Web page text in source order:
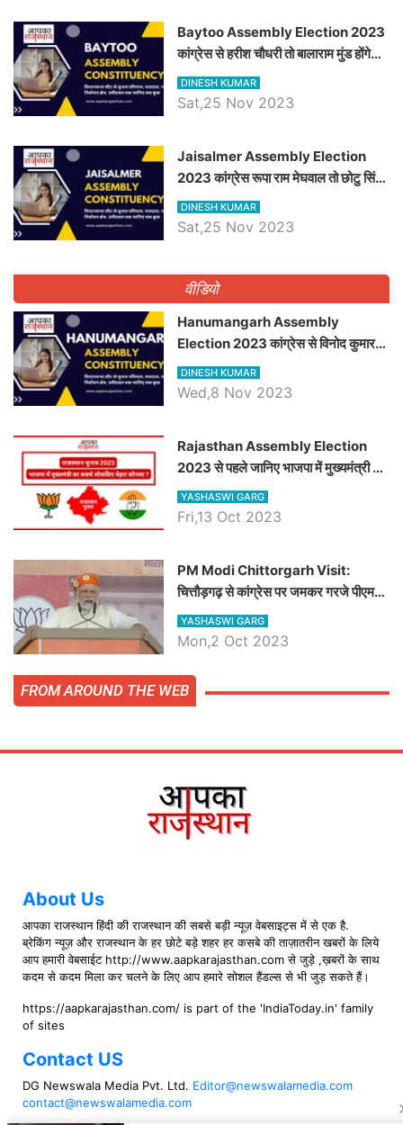
Baytoo Assembly Election 2023
कांग्रेस से हरीश चौधरी तो बालाराम मुंड होंगे
भाजपा उम्मीदवार, जानिये बायतू विधानसभा
सीट के ताजा समीकरण
DINESH KUMAR
Sat,25 Nov 2023
​​​​​​​Jaisalmer Assembly Election
2023 कांग्रेस रूपा राम मेघवाल तो छोटु सिंह
भाटी होंगे भाजपा उम्मीदवार, जानिये जैसलमेर
विधानसभा सीट के ताजा समीकरण
DINESH KUMAR
Sat,25 Nov 2023
वीडियो
Hanumangarh Assembly
Election 2023 कांग्रेस से विनोद कुमार
चौधरी तो अमित चौधरी होंगे भाजपा उम्मीदवार,
जानिये हनुमानगढ़ विधानसभा सीट के ताजा
DINESH KUMAR
Wed,8 Nov 2023
Rajasthan Assembly Election
2023 से पहले जानिए भाजपा में मुख्यमंत्री का
सबसे लोकप्रिय चेहरा कौनसा ?
YASHASWI GARG
Fri,13 Oct 2023
PM Modi Chittorgarh Visit:
चित्तौड़गढ़ से कांग्रेस पर जमकर गरजे पीएम
मोदी, जाने प्रधानमंत्री के भाषण की बड़ी
बातें, देखें वीडियो
YASHASWI GARG
Mon,2 Oct 2023
FROM AROUND THE WEB
About Us
आपका राजस्थान हिंदी की राजस्थान की सबसे बड़ी न्यूज़ वेबसाइट्स में से एक है.
ब्रेकिंग न्यूज़ और राजस्थान के हर छोटे बड़े शहर हर कसबे की ताज़ातरीन खबरों के लिये
आप हमारी वेबसाईट http://www.aapkarajasthan.com से जुड़े ,ख़बरों के साथ
कदम से कदम मिला कर चलने के लिए आप हमारे सोशल हैंडल्स से भी जुड़ सकते हैं।
https://aapkarajasthan.com/ is part of the 'IndiaToday.in' family
of sites
Contact US
DG Newswala Media Pvt. Ltd. Editor@newswalamedia.com
contact@newswalamedia.com